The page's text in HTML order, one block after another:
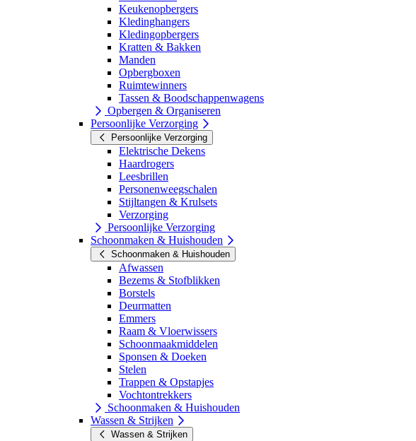
Keukenopbergers
Kledinghangers
Kledingopbergers
Kratten & Bakken
Manden
Opbergboxen
Ruimtewinners
Tassen & Boodschappenwagens
Opbergen & Organiseren
Persoonlijke Verzorging
Persoonlijke Verzorging
Elektrische Dekens
Haardrogers
Leesbrillen
Personenweegschalen
Stijltangen & Krulsets
Verzorging
Persoonlijke Verzorging
Schoonmaken & Huishouden
Schoonmaken & Huishouden
Afwassen
Bezems & Stofblikken
Borstels
Deurmatten
Emmers
Raam & Vloerwissers
Schoonmaakmiddelen
Sponsen & Doeken
Stelen
Trappen & Opstapjes
Vochtontrekkers
Schoonmaken & Huishouden
Wassen & Strijken
Wassen & Strijken